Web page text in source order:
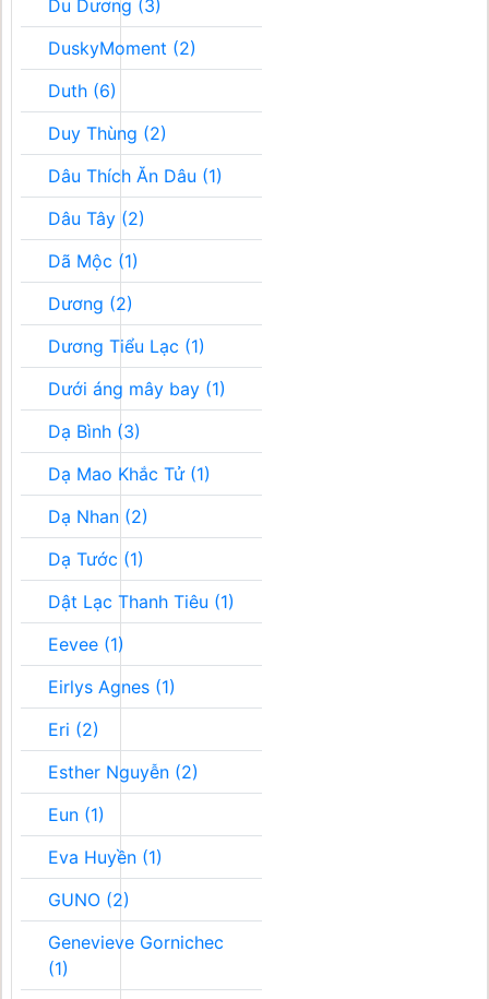
Du Dương (3)
DuskyMoment (2)
Duth (6)
Duy Thùng (2)
Dâu Thích Ăn Dâu (1)
Dâu Tây (2)
Dã Mộc (1)
Dương (2)
Dương Tiểu Lạc (1)
Dưới áng mây bay (1)
Dạ Bình (3)
Dạ Mao Khắc Tử (1)
Dạ Nhan (2)
Dạ Tước (1)
Dật Lạc Thanh Tiêu (1)
Eevee (1)
Eirlys Agnes (1)
Eri (2)
Esther Nguyễn (2)
Eun (1)
Eva Huyền (1)
GUNO (2)
Genevieve Gornichec
(1)